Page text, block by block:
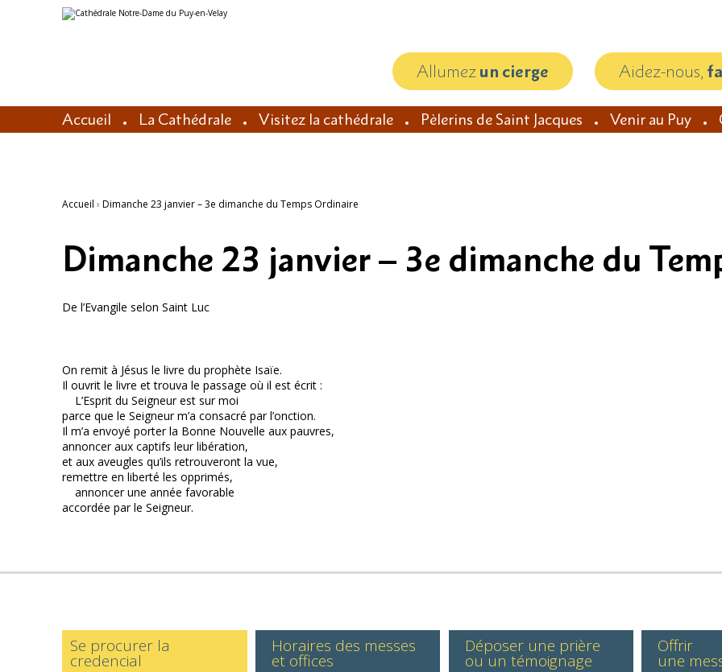
Aller
au
Outils
personnels
Allumezun cierge Aidez-nous,
Accueil La Cathédrale Visitez la cathédrale Pèlerins de Saint Jacques Venir au Puy
Accueil › Dimanche 23 janvier – 3e dimanche du Temps Ordinaire
Dimanche 23 janvier – 3e dimanche du
De l’Evangile selon Saint Luc
On remit à Jésus le livre du prophète Isaïe.
Il ouvrit le livre et trouva le passage où il est écrit :
L’Esprit du Seigneur est sur moi
parce que le Seigneur m’a consacré par l’onction.
Il m’a envoyé porter la Bonne Nouvelle aux pauvres,
annoncer aux captifs leur libération,
et aux aveugles qu’ils retrouveront la vue,
remettre en liberté les opprimés,
annoncer une année favorable
accordée par le Seigneur.
Se procurer la
credencial
Horaires des messes
et offices
Déposer une prière
ou un témoignage
Offrir
une